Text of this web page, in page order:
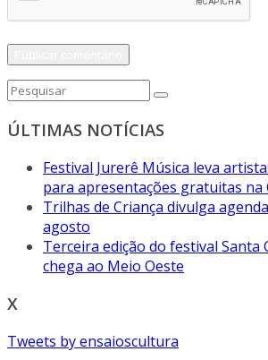
ÚLTIMAS NOTÍCIAS
Festival Jurerê Música leva
para apresentações gratuitas na
Trilhas de Criança divulga
agosto
Terceira edição do festival Santa
chega ao Meio Oeste
X
Tweets by ensaioscultura